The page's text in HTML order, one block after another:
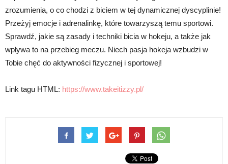
zrozumienia, o co chodzi z biciem w tej dynamicznej dyscyplinie!
Przeżyj emocje i adrenalinkę, które towarzyszą temu sportowi.
Sprawdź, jakie są zasady i techniki bicia w hokeju, a także jak
wpływa to na przebieg meczu. Niech pasja hokeja wzbudzi w
Tobie chęć do aktywności fizycznej i sportowej!
Link tagu HTML: https://www.takeitizzy.pl/